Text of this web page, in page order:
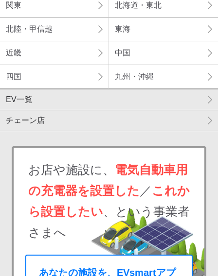
関東 北海道・東北
北陸・甲信越 東海
近畿 中国
四国 九州・沖縄
EV一覧
チェーン店
お店や施設に、 電気自動車用
の充電器を設置した ／ これか
ら設置したい、という事業者
さまへ
あなたの施設を、EVsmartアプ